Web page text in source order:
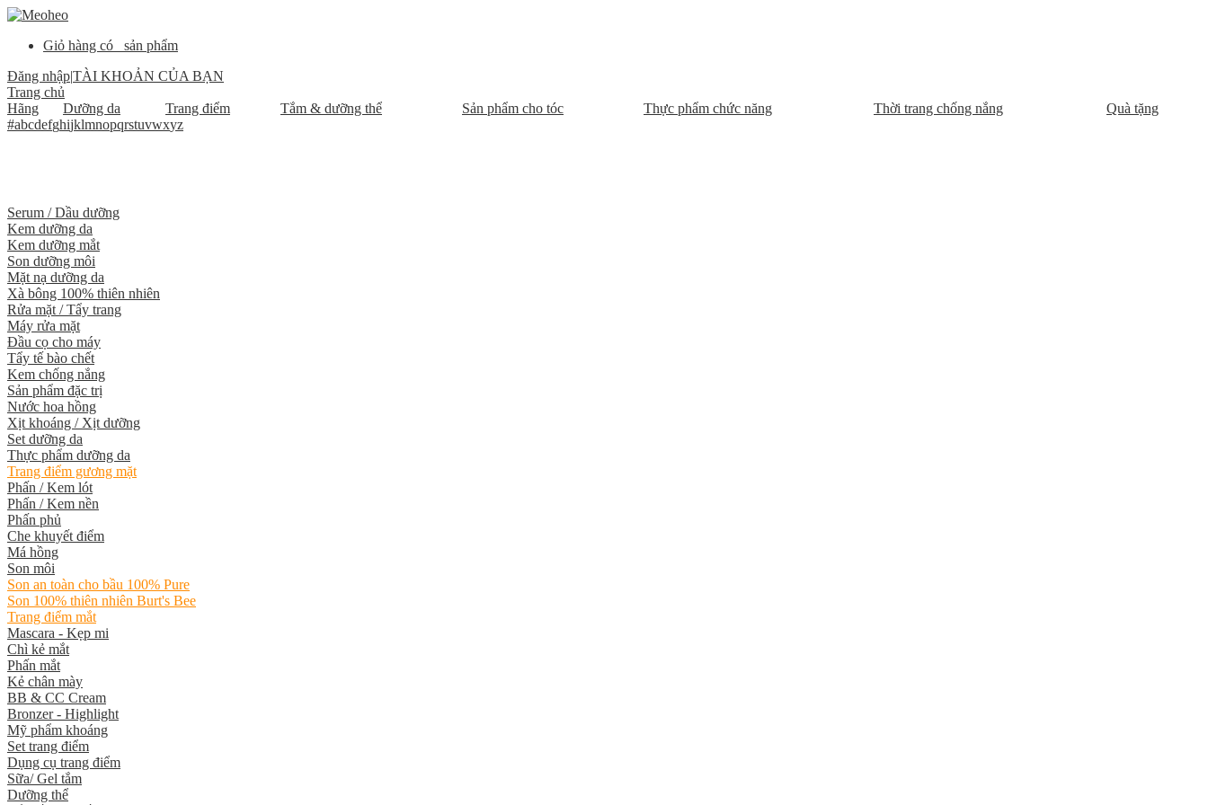
Giỏ hàng có
sản phẩm
Đăng nhập|TÀI KHOẢN CỦA BẠN
Trang chủ
Hãng
Dưỡng da Trang điểm Tắm & dưỡng thể Sản phẩm cho tóc Thực phẩm chức năng Thời trang chống nắng
Quà tặng
#abcdefghijklmnopqrstuvwxyz
Serum / Dầu dưỡng
Kem dưỡng da
Kem dưỡng mắt
Son dưỡng môi
Mặt nạ dưỡng da
Xà bông 100% thiên nhiên
Rửa mặt / Tẩy trang
Máy rửa mặt
Đầu cọ cho máy
Tẩy tế bào chết
Kem chống nắng
Sản phẩm đặc trị
Nước hoa hồng
Xịt khoáng / Xịt dưỡng
Set dưỡng da
Thực phẩm dưỡng da
Trang điểm gương mặt
Phấn / Kem lót
Phấn / Kem nền
Phấn phủ
Che khuyết điểm
Má hồng
Son môi
Son an toàn cho bầu 100% Pure
Son 100% thiên nhiên Burt's Bee
Trang điểm mắt
Mascara - Kẹp mi
Chì kẻ mắt
Phấn mắt
Kẻ chân mày
BB & CC Cream
Bronzer - Highlight
Mỹ phẩm khoáng
Set trang điểm
Dụng cụ trang điểm
Sữa/ Gel tắm
Dưỡng thể